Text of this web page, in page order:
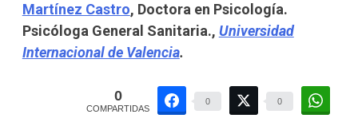
Martínez Castro, Doctora en Psicología.
Psicóloga General Sanitaria., Universidad
Internacional de Valencia.
0
COMPARTIDAS
0 0